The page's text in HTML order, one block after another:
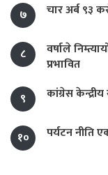
७
चार अर्ब ९३
८
वर्षाले
प्रभावित
९
कांग्रेस
१० पर्यटन नीति